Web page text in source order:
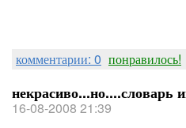
комментарии: 0 понравилось!
некрасиво...но....словарь
16-08-2008 21:39